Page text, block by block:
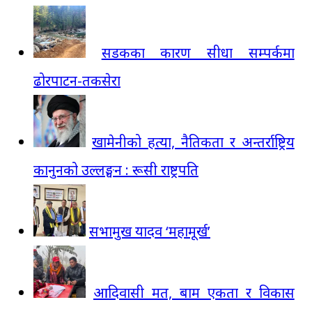
सडकका कारण सीधा सम्पर्कमा
ढोरपाटन-तकसेरा
खामेनीको हत्या, नैतिकता र अन्तर्राष्ट्रिय
कानुनको उल्लङ्घन : रूसी राष्ट्रपति
सभामुख यादव ‘महामूर्ख’
आदिवासी मत, बाम एकता र विकास